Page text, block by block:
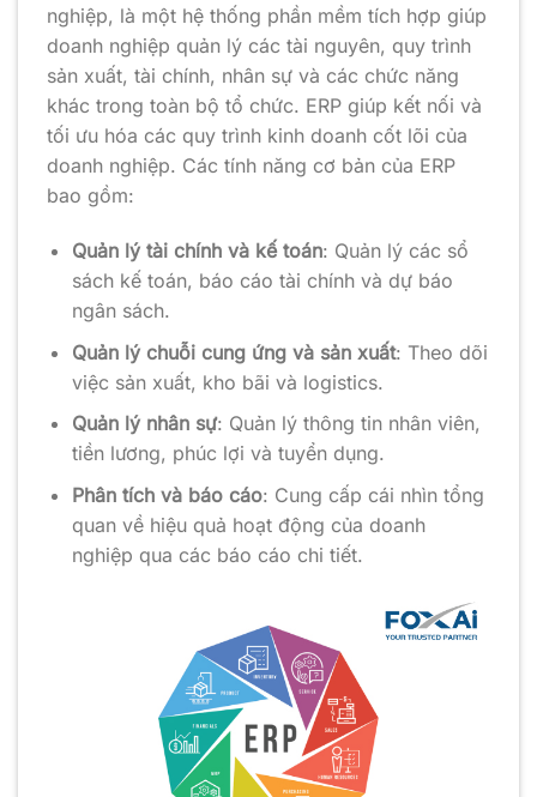
nghiệp, là một hệ thống phần mềm tích hợp giúp
doanh nghiệp quản lý các tài nguyên, quy trình
sản xuất, tài chính, nhân sự và các chức năng
khác trong toàn bộ tổ chức. ERP giúp kết nối và
tối ưu hóa các quy trình kinh doanh cốt lõi của
doanh nghiệp. Các tính năng cơ bản của ERP
bao gồm:
Quản lý tài chính và kế toán: Quản lý các sổ
sách kế toán, báo cáo tài chính và dự báo
ngân sách.
Quản lý chuỗi cung ứng và sản xuất: Theo dõi
việc sản xuất, kho bãi và logistics.
Quản lý nhân sự: Quản lý thông tin nhân viên,
tiền lương, phúc lợi và tuyển dụng.
Phân tích và báo cáo: Cung cấp cái nhìn tổng
quan về hiệu quả hoạt động của doanh
nghiệp qua các báo cáo chi tiết.